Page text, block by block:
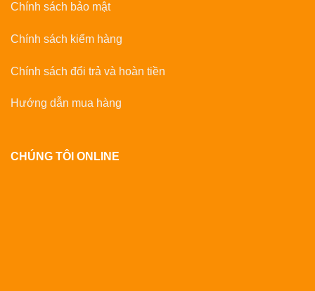
Chính sách bảo mật
Chính sách kiểm hàng
Chính sách đổi trả và hoàn tiền
Hướng dẫn mua hàng
CHÚNG TÔI ONLINE